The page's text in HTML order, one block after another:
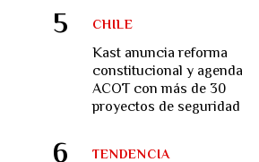
Kast anuncia reforma
constitucional y agenda
ACOT con más de 30
proyectos de seguridad
CHILE
TENDENCIA